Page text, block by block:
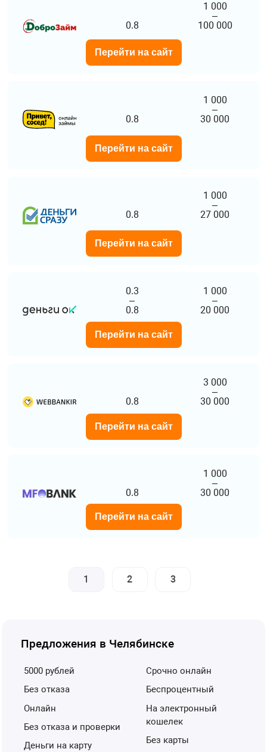
0.8
1 000
–
100 000
Перейти на сайт
0.8
1 000
–
30 000
Перейти на сайт
0.8
1 000
–
27 000
Перейти на сайт
0.3
–
0.8
1 000
–
20 000
Перейти на сайт
0.8
3 000
–
30 000
Перейти на сайт
0.8
1 000
–
30 000
Перейти на сайт
1 2 3
Предложения в Челябинске
5000 рублей
без отказа
онлайн
без отказа и проверки
деньги на карту
срочно онлайн
беспроцентный
на электронный
кошелек
без карты